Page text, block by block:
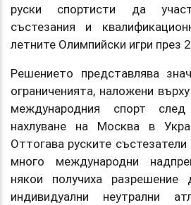
руски спортисти да
състезания и
летните Олимпийски игри през
Решението представлява
ограниченията, наложени
международния спорт
нахлуване на Москва в
Оттогава руските
много международни
някои получиха разрешение
индивидуални неутрални